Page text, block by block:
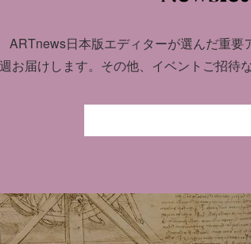
ARTnews日本版エディターが選んだ重要
お届けします。 その他、イベントご招待